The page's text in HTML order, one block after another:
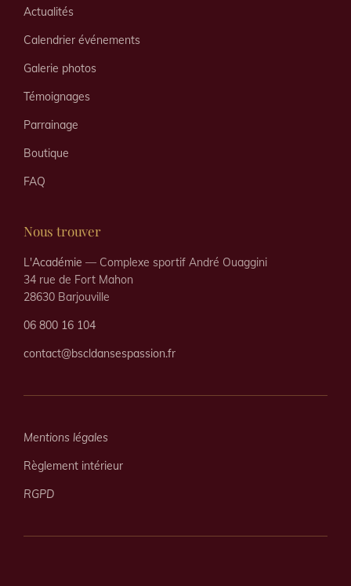
Actualités
Calendrier événements
Galerie photos
Témoignages
Parrainage
Boutique
FAQ
Nous trouver
L'Académie — Complexe sportif André Ouaggini
34 rue de Fort Mahon
28630 Barjouville
06 800 16 104
contact@bscldansespassion.fr
Mentions légales
Règlement intérieur
RGPD